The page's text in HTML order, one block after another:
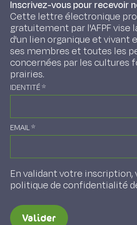
Inscrivez-vous pour recevoir
Cette lettre électronique
gratuitement par l'AFPF vise
d'un lien organique et vivant
ses membres et toutes les
concernées par les cultures
prairies.
IDENTITÉ*
EMAIL*
En validant votre inscription,
politique de confidentialité
Valider